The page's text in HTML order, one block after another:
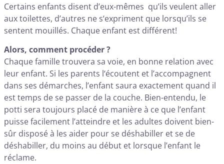
Certains enfants disent d’eux-mêmes qu’ils veulent aller
aux toilettes, d’autres ne s‘expriment que lorsqu’ils se
sentent mouillés. Chaque enfant est différent!
Alors, comment procéder ?
Chaque famille trouvera sa voie, en bonne relation avec
leur enfant. Si les parents l‘écoutent et l’accompagnent
dans ses démarches, l’enfant saura exactement quand il
est temps de se passer de la couche. Bien-entendu, le
potti sera toujours placé de manière à ce que l’enfant
puisse facilement l’atteindre et les adultes doivent bien-
sûr disposé à les aider pour se déshabiller et se de
déshabiller, du moins au début et lorsque l’enfant le
réclame.